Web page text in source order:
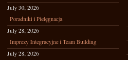
July 30, 2026
Poradniki i Pielęgnacja
July 28, 2026
Imprezy Integracyjne i Team Building
July 28, 2026